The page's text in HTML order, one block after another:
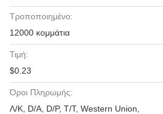
Τροποποιημένο:
12000 κομμάτια
Τιμή:
$0.23
Όροι Πληρωμής:
Λ/Κ, D/A, D/P, T/T, Western Union,